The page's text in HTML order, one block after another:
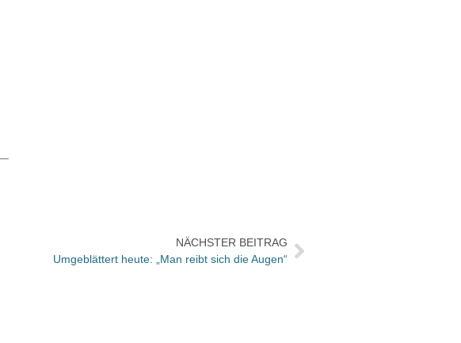
NÄCHSTER BEITRAG
Umgeblättert heute: „Man reibt sich die Augen“